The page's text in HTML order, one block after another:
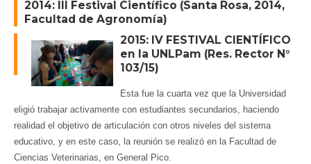
2014: III Festival Científico (Santa Rosa, 2014,
Facultad de Agronomía)
2015: IV FESTIVAL CIENTÍFICO
en la UNLPam (Res. Rector N°
103/15)
Esta fue la cuarta vez que la Universidad
eligió trabajar activamente con estudiantes secundarios, haciendo
realidad el objetivo de articulación con otros niveles del sistema
educativo, y en este caso, la reunión se realizó en la Facultad de
Ciencias Veterinarias, en General Pico.